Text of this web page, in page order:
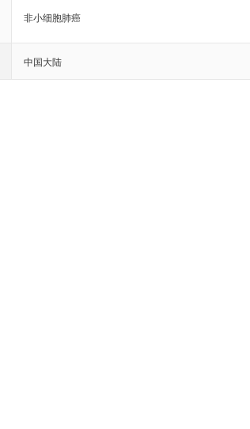
非小细胞肺癌
中国大陆